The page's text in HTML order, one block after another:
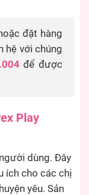
đặt hàng
hệ với chúng
để được
Play
dùng. Đây
ích cho các chị
yêu. Sản